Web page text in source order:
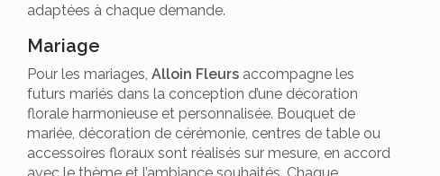
adaptées à chaque demande.
Mariage
Pour les mariages, Alloin Fleurs accompagne les
futurs mariés dans la conception d’une décoration
florale harmonieuse et personnalisée. Bouquet de
mariée, décoration de cérémonie, centres de table ou
accessoires floraux sont réalisés sur mesure, en accord